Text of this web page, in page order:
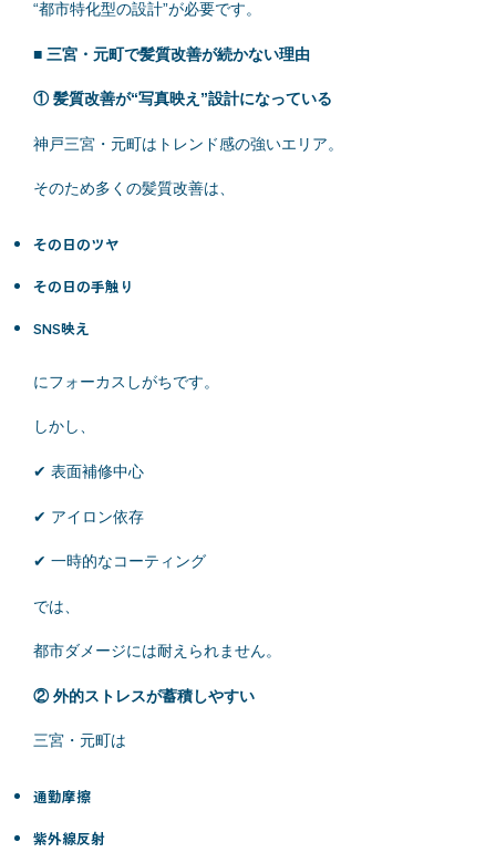
“都市特化型の設計”が必要です。
■ 三宮・元町で髪質改善が続かない理由
① 髪質改善が“写真映え”設計になっている
神戸三宮・元町はトレンド感の強いエリア。
そのため多くの髪質改善は、
その日のツヤ
その日の手触り
SNS映え
にフォーカスしがちです。
しかし、
✔ 表面補修中心
✔ アイロン依存
✔ 一時的なコーティング
では、
都市ダメージには耐えられません。
② 外的ストレスが蓄積しやすい
三宮・元町は
通勤摩擦
紫外線反射